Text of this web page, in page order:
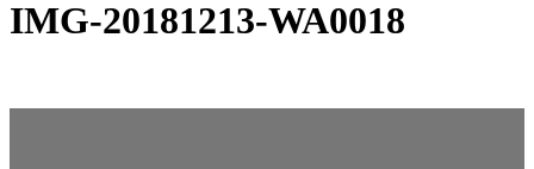
IMG-20181213-WA0018